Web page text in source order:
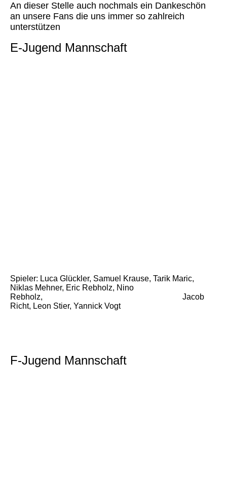
An dieser Stelle auch nochmals ein Dankeschön
an unsere Fans die uns immer so zahlreich
unterstützen
E-Jugend Mannschaft
Spieler: Luca Glückler, Samuel Krause, Tarik Maric,
Niklas Mehner, Eric Rebholz, Nino
Rebholz, Jacob
Richt, Leon Stier, Yannick Vogt
F-Jugend Mannschaft